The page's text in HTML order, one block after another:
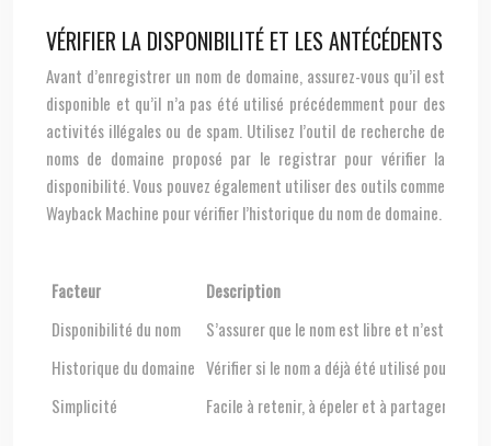
VÉRIFIER LA DISPONIBILITÉ ET LES ANTÉCÉDENTS
Avant d’enregistrer un nom de domaine, assurez-vous qu’il est
disponible et qu’il n’a pas été utilisé précédemment pour des
activités illégales ou de spam. Utilisez l’outil de recherche de
noms de domaine proposé par le registrar pour vérifier la
disponibilité. Vous pouvez également utiliser des outils comme
Wayback Machine pour vérifier l’historique du nom de domaine.
Facteur
Description
Disponibilité du nom
S’assurer que le nom est libre et n’est pas
Historique du domaine Vérifier si le nom a déjà été utilisé pour du
Simplicité
Facile à retenir, à épeler et à partager